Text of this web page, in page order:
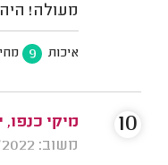
מעולה! היה
איכות 9
מיקי כנפו,
משוב: 06/07/2022
10